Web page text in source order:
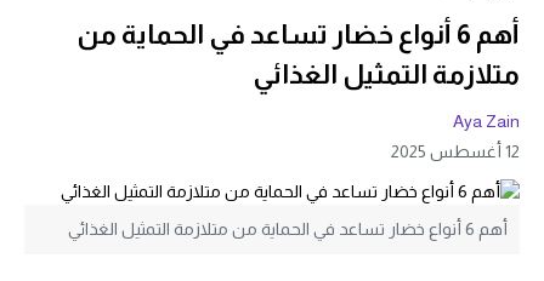
أهم 6 أنواع خضار تساعد في الحماية من
متلازمة التمثيل الغذائي
Aya Zain
12 أغسطس 2025
أهم 6 أنواع خضار تساعد في الحماية من متلازمة التمثيل الغذائي